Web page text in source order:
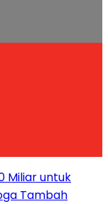
Miliar untuk
Tambah